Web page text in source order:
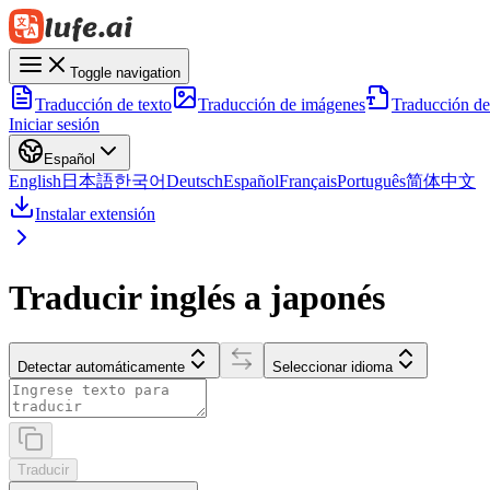
Toggle navigation
Traducción de texto Traducción de imágenes Traducción
Iniciar sesión
Español
English 日本語한국어DeutschEspañolFrançaisPortuguês简体中文
Instalar extensión
Traducir inglés a japonés
Detectar automáticamente Seleccionar idioma
Traducir